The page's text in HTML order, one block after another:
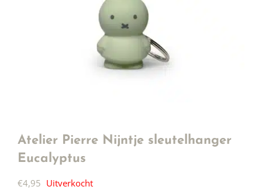
Atelier Pierre Nijntje sleutelhanger
Eucalyptus
€4,95 Uitverkocht